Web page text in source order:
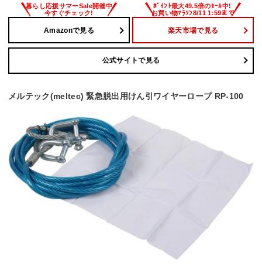
Amazonで見る 楽天市場で見る
公式サイトで見る
メルテック(meltec) 緊急脱出用けん引ワイヤーロープ RP-100